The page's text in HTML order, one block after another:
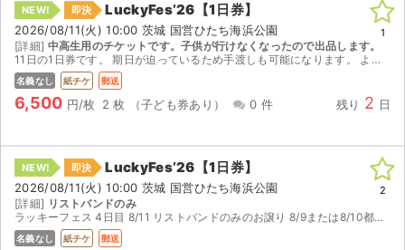
ライブ・コンサート（国内）
ライブ・コンサート（海外）
イベント
演劇・ミュージカル
ご利用ガイド
NEW! 即決 LuckyFes’26【1日券】
2026/08/11(火) 10:00 茨城 国営ひたち海浜公園
[詳細] 中高生用のチケットです。子供が行けなくなったので出品します。
11日の1日券です。 期日が迫っているため手渡しも可能になります。 よろしくお願いします。
名義なし 紙チケ 郵送
6,500 円/枚 2 枚 （子ども券あり） 0 件 残り 2 日
1
NEW! 即決 LuckyFes’26【1日券】
2026/08/11(火) 10:00 茨城 国営ひたち海浜公園
[詳細] リストバンドのみ
ラッキーフェス 4日目 8/11 リストバンドのみのお譲り 8/9または8/10都内ロッカーまたは手渡し対応可能な方
名義なし 紙チケ 郵送
2